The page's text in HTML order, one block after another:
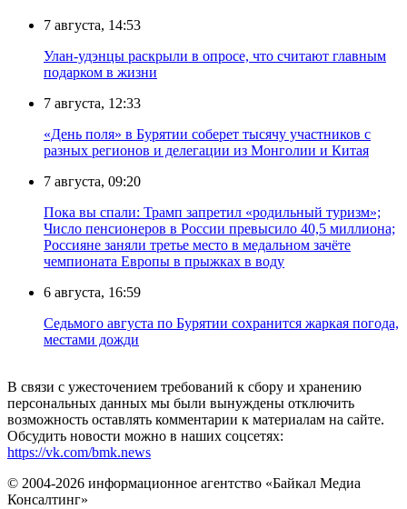
7 августа, 14:53
Улан-удэнцы раскрыли в опросе, что считают главным
подарком в жизни
7 августа, 12:33
«День поля» в Бурятии соберет тысячу участников с
разных регионов и делегации из Монголии и Китая
7 августа, 09:20
Пока вы спали: Трамп запретил «родильный туризм»;
Число пенсионеров в России превысило 40,5 миллиона;
Россияне заняли третье место в медальном зачёте
чемпионата Европы в прыжках в воду
6 августа, 16:59
Седьмого августа по Бурятии сохранится жаркая погода,
местами дожди
В связи с ужесточением требований к сбору и хранению
персональных данных мы были вынуждены отключить
возможность оставлять комментарии к материалам на сайте.
Обсудить новости можно в наших соцсетях:
https://vk.com/bmk.news
© 2004-2026 информационное агентство «Байкал Медиа
Консалтинг»